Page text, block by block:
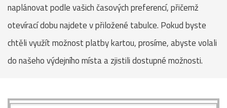
naplánovat podle vašich časových preferencí, přičemž
otevírací dobu najdete v přiložené tabulce. Pokud byste
chtěli využít možnost platby kartou, prosíme, abyste volali
do našeho výdejního místa a zjistili dostupné možnosti.